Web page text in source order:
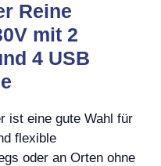
Reine
mit 2
4 USB
ist eine gute Wahl für
flexible
oder an Orten ohne